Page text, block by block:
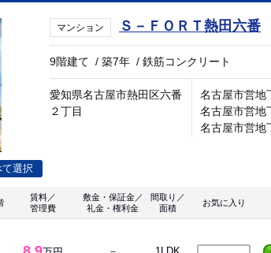
マンション Ｓ－ＦＯＲＴ熱田六番
9階建て /築7年 /鉄筋コンクリート
愛知県名古屋市熱田区六番
２丁目
名古屋市営地
名古屋市営地
名古屋市営地
選択
賃料／
管理費
敷金・保証金／
礼金・権利金
間取り／
面積
お気に入り